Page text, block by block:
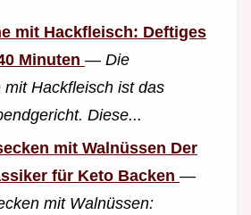
mit Hackfleisch: Deftiges
Minuten — Die
Hackfleisch ist das
Diese...
mit Walnüssen Der
für Keto Backen —
mit Walnüssen: